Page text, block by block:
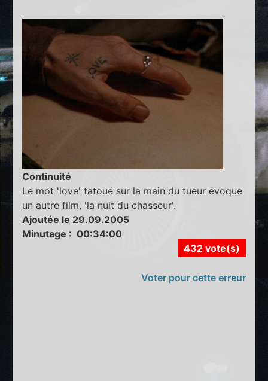
Continuité
Le mot 'love' tatoué sur la main du tueur évoque
un autre film, 'la nuit du chasseur'.
Ajoutée le 29.09.2005
Minutage : 00:34:00
432 vote(s)
Voter pour cette erreur